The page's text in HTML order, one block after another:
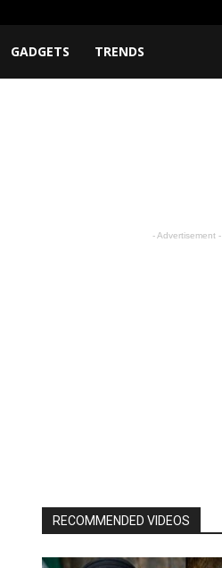
GADGETS TRENDS
- Advertisement -
RECOMMENDED VIDEOS